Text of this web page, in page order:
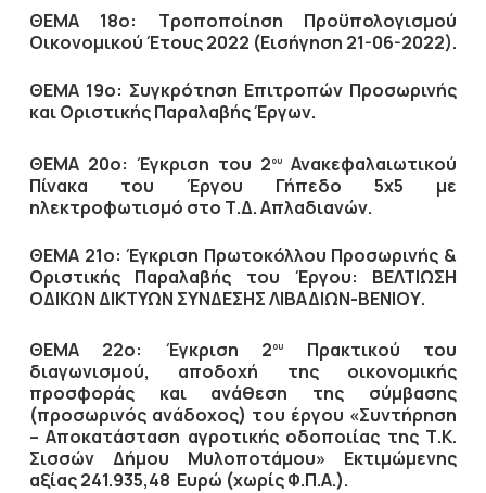
ΘΕΜΑ 18ο: Τροποποίηση Προϋπολογισμού
Οικονομικού Έτους 2022 (Εισήγηση 21-06-2022).
ΘΕΜΑ 19ο: Συγκρότηση Επιτροπών Προσωρινής
και Οριστικής Παραλαβής Έργων.
ΘΕΜΑ 20ο: Έγκριση του 2ου
Ανακεφαλαιωτικού
Πίνακα του Έργου Γήπεδο 5x5 με
ηλεκτροφωτισμό στο Τ.Δ. Απλαδιανών.
ΘΕΜΑ 21ο: Έγκριση Πρωτοκόλλου Προσωρινής &
Οριστικής Παραλαβής του Έργου: ΒΕΛΤΙΩΣΗ
ΟΔΙΚΩΝ ΔΙΚΤΥΩΝ ΣΥΝΔΕΣΗΣ ΛΙΒΑΔΙΩΝ-ΒΕΝΙΟΥ.
ΘΕΜΑ 22ο: Έγκριση 2ου
Πρακτικού του
διαγωνισμού, αποδοχή της οικονομικής
προσφοράς και ανάθεση της σύμβασης
(προσωρινός ανάδοχος) του έργου «Συντήρηση
– Αποκατάσταση αγροτικής οδοποιίας της Τ.Κ.
Σισσών Δήμου Μυλοποτάμου» Εκτιμώμενης
αξίας 241.935,48 Ευρώ (χωρίς Φ.Π.Α.).